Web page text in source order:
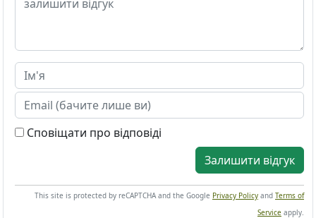
Сповіщати про відповіді
Залишити відгук
This site is protected by reCAPTCHA and the Google Privacy Policy and Terms of
Service apply.